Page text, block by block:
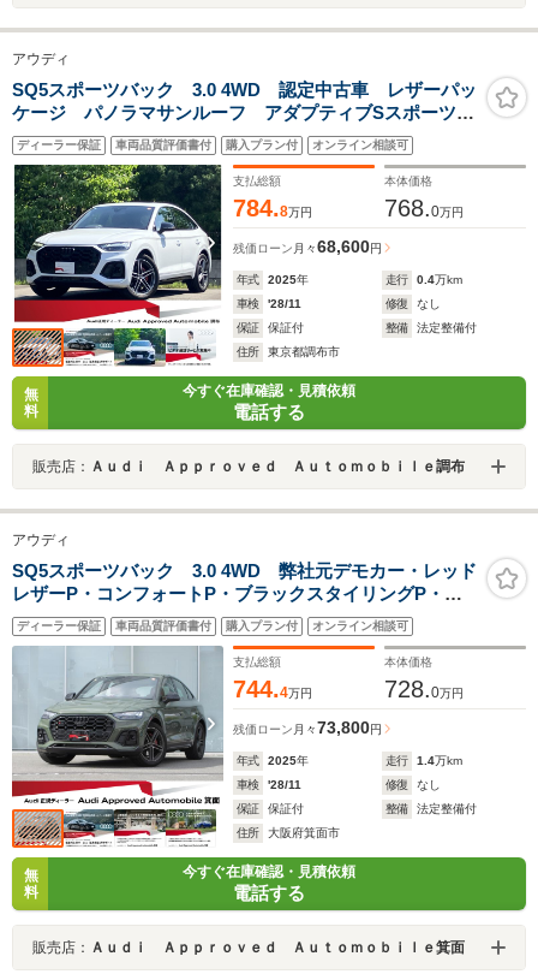
アウディ
SQ5スポーツバック 3.0 4WD 認定中古車 レザーパッ
ケージ パノラマサンルーフ アダプティブSスポーツエ
アサスペンション ブラックAudi rings & ブラックスタ
イリングパッケージ TV ブレーキキャリパーレッド
コンフォートパッケージ
ディーラー保証 車両品質評価書付 購入プラン付 オンライン相談可
支払総額
784.8万円
本体価格
768.0万円
残価ローン 月々68,600円
年式 2025年 走行 0.4万km
車検
'28/11 修復
なし
保証
保証付 整備
法定整備付
住所
東京都調布市
無
料
今すぐ在庫確認・見積依頼
電話する
販売店： Ａｕｄｉ Ａｐｐｒｏｖｅｄ Ａｕｔｏｍｏｂｉｌｅ調布
アウディ
SQ5スポーツバック 3.0 4WD 弊社元デモカー・レッド
レザーP・コンフォートP・ブラックスタイリングP・パ
ノラマサンルーフ・スポーツエアサス・マトリクスLED
ライト・
ディーラー保証 車両品質評価書付 購入プラン付 オンライン相談可
支払総額
744.4万円
本体価格
728.0万円
残価ローン 月々73,800円
年式 2025年 走行 1.4万km
車検
'28/11 修復
なし
保証
保証付 整備
法定整備付
住所
大阪府箕面市
無
料
今すぐ在庫確認・見積依頼
電話する
販売店： Ａｕｄｉ Ａｐｐｒｏｖｅｄ Ａｕｔｏｍｏｂｉｌｅ箕面